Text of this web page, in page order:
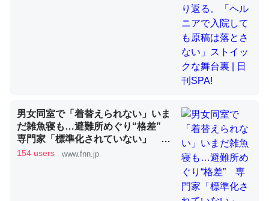
コオロギのカルシウム分はエビの600分の1程度。
─ニュース :: 【研究発表】昆虫学の大問題＝「昆虫はなぜ海にいな
論文では「淡水はカルシウムも酸素も不足してて両方に不
利だから両方が拮抗してるのでは」とあって面白い。海に
いる鋏角類（カブトガニ・ウミグモ）はカルシウムを使わ
ずキチンを強化してる筈だが、酵素が違うのか？
─ニュース :: 【研究発表】昆虫学の大問題＝「昆虫はなぜ海にいな
男女同室で「着替えられない」いま
だ雑魚寝も…避難所めぐり“格差”
専門家「標準化されていない」 令
和8年熊本地震｜FNNプライムオン
154 users www.fnn.jp